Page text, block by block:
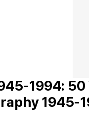
1994:
1945-